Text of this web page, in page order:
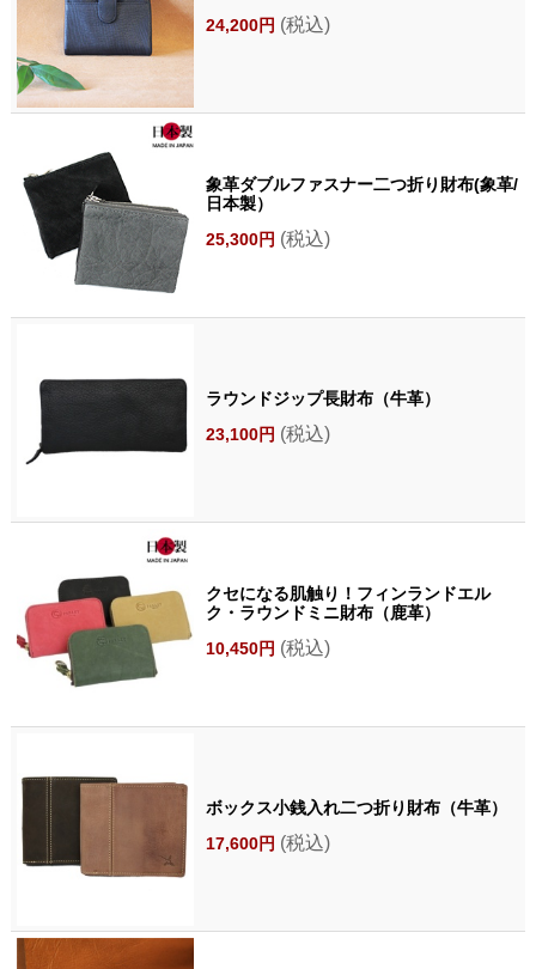
24,200円 (税込)
象革ダブルファスナー二つ折り財布(象革/
日本製）
25,300円 (税込)
ラウンドジップ長財布（牛革）
23,100円 (税込)
クセになる肌触り！フィンランドエル
ク・ラウンドミニ財布（鹿革）
10,450円 (税込)
ボックス小銭入れ二つ折り財布（牛革）
17,600円 (税込)